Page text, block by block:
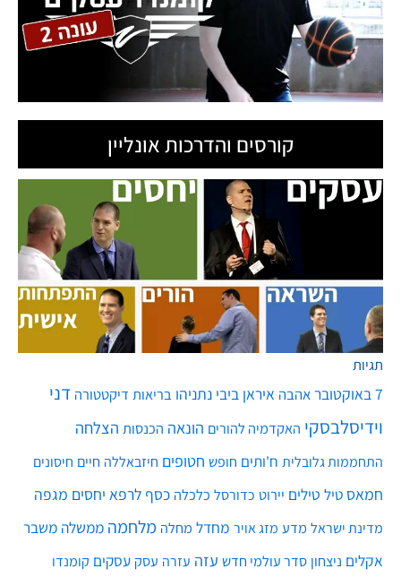
קורסים והדרכות אונליין
תגיות
7 באוקטובר אהבה איראן ביבי נתניהו בריאות דיקטטורה דני
וידיסלבסקי האקדמיה להורים הונאה הכנסות הצלחה
התחממות גלובלית ח'ותים חופש חטופים חיזבאללה חיים חיסונים
חמאס טיל טילים יירוט כדורסל כלכלה כסף לרפא יחסים מגפה
מדינת ישראל מדע מזג אויר מחדל מחלה מלחמה ממשלה משבר
אקלים ניצחון סדר עולמי חדש עזה עזרה עסק עסקים קומנדו